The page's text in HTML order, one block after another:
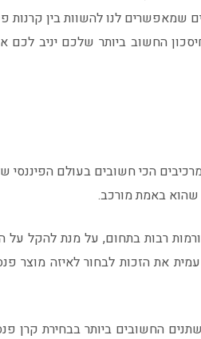
מהותיים שמאפשרים לנו להשוות בין
החשוב ביותר שלכם יניב
הכי חשובים בעולם
שהוא באמת מורכב.
רבות בתחום, על מנת להקל על
את הזכות לבחור לאיזה מוצר
החשובים ביותר בבחירת קרן